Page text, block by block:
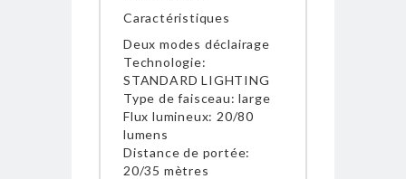
Caractéristiques
Deux modes déclairage
Technologie:
STANDARD LIGHTING
Type de faisceau: large
Flux lumineux: 20/80
lumens
Distance de portée:
20/35 mètres